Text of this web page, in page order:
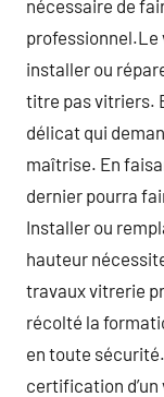
nécessaire de
professionnel.Le
installer ou
titre pas vitriers.
délicat qui
maîtrise. En
dernier pourra
Installer ou
hauteur
travaux vitrerie
récolté la
en toute
certification